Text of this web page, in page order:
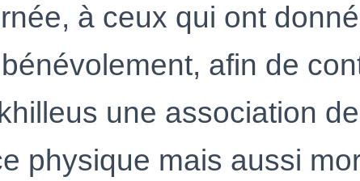
à ceux qui ont
afin de
une association de
physique mais aussi